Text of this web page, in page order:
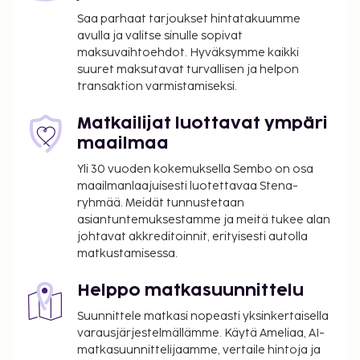
Majoituspaikan ensisijainen lentokenttä on
Montpellier (MPL-Montpellier - Méditerranée).
Käytössäsi on business center, ilmaiset
sanomalehdet aulassa ja matkatavarasäilytys.
tarjoamiin harrastuksiin/mukavuuksiin kuuluu
ulkouima-allas, sisäuima-allas ja poreallas. Tämän
langaton internetyhteys, kiertoajelu-/lippupalvelu ja
juhlasali. Garrigae Distillerie de Pézenas tarjoaa
asiakkailleen ravintolan. Baarissa voit nauttia
raikasta juotavaa. Maksullinen mannermainen
aamiainen tarjotaan päivittäin klo 7.30–10.00.
myöntänyt Ranskan turismin kehitysjärjestö ATOUT.
Majoituspaikka veloittaa seuraavat paikan päällä
suoritettavat maksut. Maksuihin saattaa sisältyä
Saa parhaat tarjoukset hintatakuumme
avulla ja valitse sinulle sopivat
maksuvaihtoehdot. Hyväksymme kaikki
suuret maksutavat turvallisen ja helpon
transaktion varmistamiseksi.
Matkailijat luottavat ympäri
maailmaa
Yli 30 vuoden kokemuksella Sembo on osa
maailmanlaajuisesti luotettavaa Stena-
ryhmää. Meidät tunnustetaan
asiantuntemuksestamme ja meitä tukee alan
johtavat akkreditoinnit, erityisesti autolla
matkustamisessa.
Helppo matkasuunnittelu
Suunnittele matkasi nopeasti yksinkertaisella
varausjärjestelmällämme. Käytä Ameliaa, AI-
matkasuunnittelijaamme, vertaile hintoja ja